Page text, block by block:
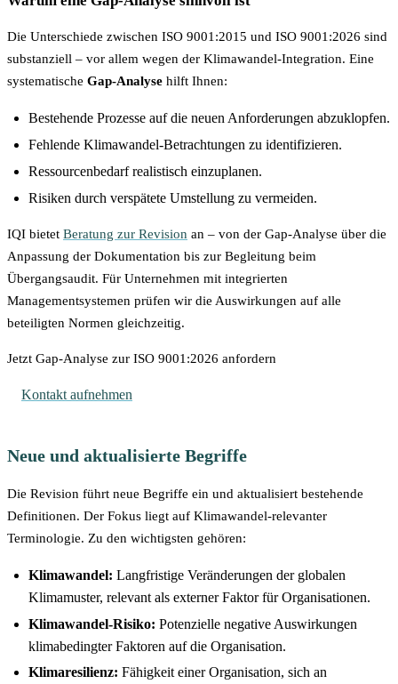
Die Unterschiede zwischen ISO 9001:2015 und ISO 9001:2026 sind
substanziell – vor allem wegen der Klimawandel-Integration. Eine
systematische Gap-Analyse hilft Ihnen:
Bestehende Prozesse auf die neuen Anforderungen abzuklopfen.
Fehlende Klimawandel-Betrachtungen zu identifizieren.
Ressourcenbedarf realistisch einzuplanen.
Risiken durch verspätete Umstellung zu vermeiden.
IQI bietet Beratung zur Revision an – von der Gap-Analyse über die
Anpassung der Dokumentation bis zur Begleitung beim
Übergangsaudit. Für Unternehmen mit integrierten
Managementsystemen prüfen wir die Auswirkungen auf alle
beteiligten Normen gleichzeitig.
Jetzt Gap-Analyse zur ISO 9001:2026 anfordern
Kontakt aufnehmen
Neue und aktualisierte Begriffe
Die Revision führt neue Begriffe ein und aktualisiert bestehende
Definitionen. Der Fokus liegt auf Klimawandel-relevanter
Terminologie. Zu den wichtigsten gehören:
Klimawandel: Langfristige Veränderungen der globalen
Klimamuster, relevant als externer Faktor für Organisationen.
Klimawandel-Risiko: Potenzielle negative Auswirkungen
klimabedingter Faktoren auf die Organisation.
Klimaresilienz: Fähigkeit einer Organisation, sich an